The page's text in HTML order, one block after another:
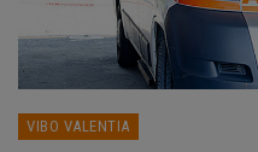
VIBO VALENTIA